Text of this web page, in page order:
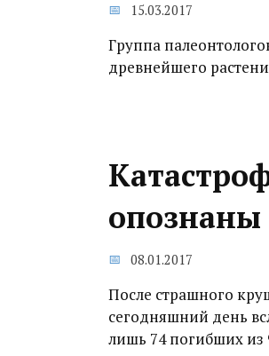
15.03.2017
Группа
древнейшего
опознаны
08.01.2017
После страшного
сегодняшний день
лишь 74 погибших из